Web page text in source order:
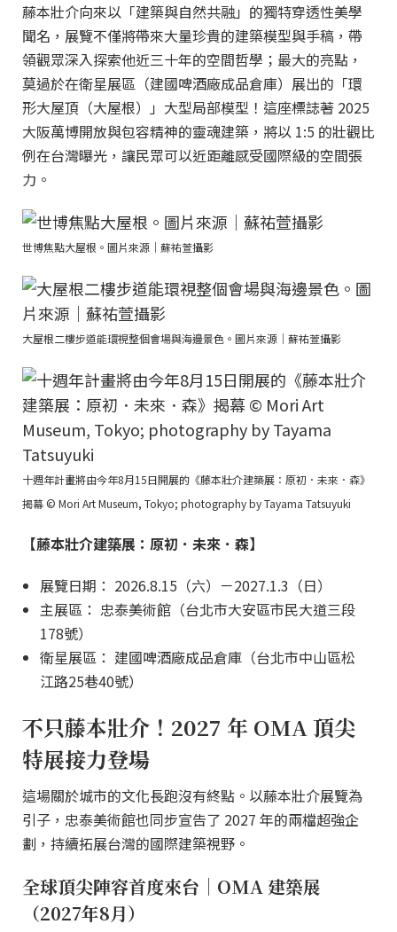
藤本壯介向來以「建築與自然共融」的獨特穿透性美學
聞名，展覽不僅將帶來大量珍貴的建築模型與手稿，帶
領觀眾深入探索他近三十年的空間哲學；最大的亮點，
莫過於在衛星展區（建國啤酒廠成品倉庫）展出的「環
形大屋頂（大屋根）」大型局部模型！這座標誌著 2025
大阪萬博開放與包容精神的靈魂建築，將以 1:5 的壯觀比
例在台灣曝光，讓民眾可以近距離感受國際級的空間張
力。
世博焦點大屋根。圖片來源｜蘇祐萱攝影
大屋根二樓步道能環視整個會場與海邊景色。圖片來源｜蘇祐萱攝影
十週年計畫將由今年8月15日開展的《藤本壯介建築展：原初．未來．森》
揭幕 © Mori Art Museum, Tokyo; photography by Tayama Tatsuyuki
【藤本壯介建築展：原初．未來．森】
展覽日期： 2026.8.15（六）－2027.1.3（日）
主展區： 忠泰美術館（台北市大安區市民大道三段
178號）
衛星展區： 建國啤酒廠成品倉庫（台北市中山區松
江路25巷40號）
不只藤本壯介！2027 年 OMA 頂尖
特展接力登場
這場關於城市的文化長跑沒有終點。以藤本壯介展覽為
引子，忠泰美術館也同步宣告了 2027 年的兩檔超強企
劃，持續拓展台灣的國際建築視野。
全球頂尖陣容首度來台｜OMA 建築展
（2027年8月）